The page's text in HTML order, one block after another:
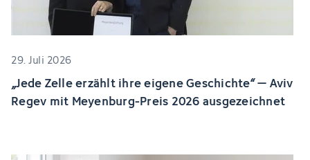
29. Juli 2026
„Jede Zelle erzählt ihre eigene Geschichte“ – Aviv
Regev mit Meyenburg-Preis 2026 ausgezeichnet